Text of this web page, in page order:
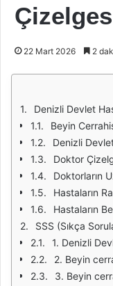
22 Mart 2026 2
Denizli Devlet
Beyin
Denizli
Doktor
Doktorların
Hastaların
Hastaların
SSS (Sıkça
1. Denizli Devlet
2. Beyin
3. Beyin